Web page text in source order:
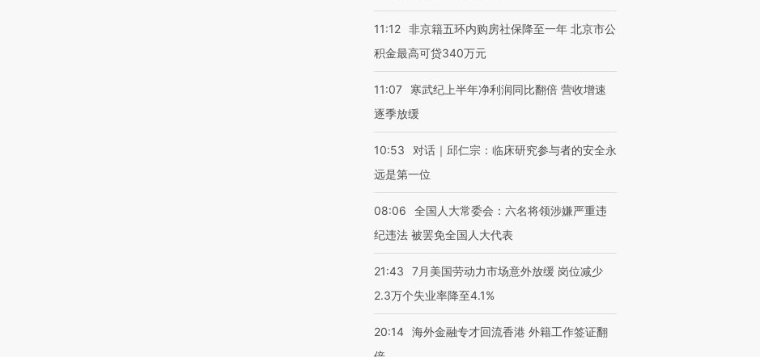
11:12 非京籍五环内购房社保降至一年 北京市公
积金最高可贷340万元
11:07
寒武纪上半年净利润同比翻倍 营收增速
逐季放缓
10:53
对话｜邱仁宗：临床研究参与者的安全永
远是第一位
08:06
全国人大常委会：六名将领涉嫌严重违
纪违法 被罢免全国人大代表
21:43
7月美国劳动力市场意外放缓 岗位减少
2.3万个失业率降至4.1%
20:14 海外金融专才回流香港 外籍工作签证翻